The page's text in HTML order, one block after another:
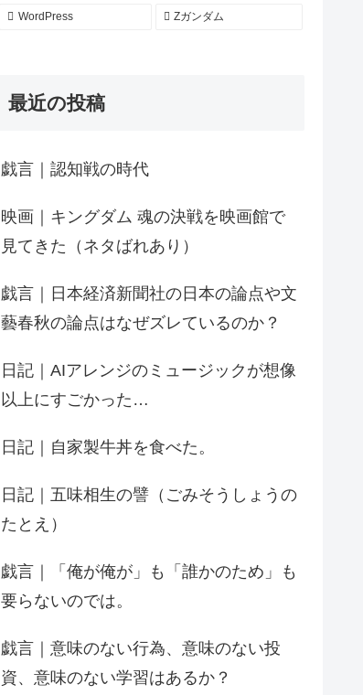
WordPress Zガンダム
最近の投稿
戯言｜認知戦の時代
映画｜キングダム 魂の決戦を映画館で
見てきた（ネタばれあり）
戯言｜日本経済新聞社の日本の論点や文
藝春秋の論点はなぜズレているのか？
日記｜AIアレンジのミュージックが想像
以上にすごかった…
日記｜自家製牛丼を食べた。
日記｜五味相生の譬（ごみそうしょうの
たとえ）
戯言｜「俺が俺が」も「誰かのため」も
要らないのでは。
戯言｜意味のない行為、意味のない投
資、意味のない学習はあるか？